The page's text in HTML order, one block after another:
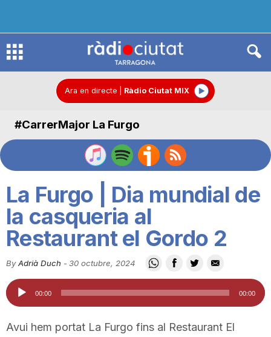
R
d
C
u
Ara en directe Ràdio Ciutat MIX
#CarrerMajor La Furgo
La Furgo | Dia mundial de
la casqueria al
Restaurant el Gordo 2
By Adrià Duch -30 octubre, 2024
Reproductor
d'àudio
00:00 00:00
Avui hem portat La Furgo fins al Restaurant El